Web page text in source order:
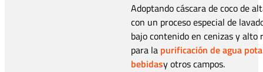
Adoptando cáscara de coco de
con un proceso especial de
bajo contenido en cenizas y alto
para la purificación de agua
bebidasy otros campos.